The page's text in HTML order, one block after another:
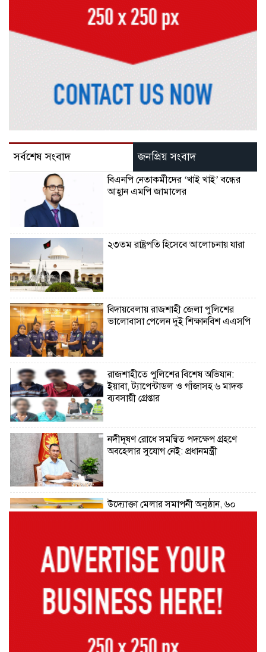
সর্বশেষ সংবাদ জনপ্রিয় সংবাদ
বিএনপি নেতাকর্মীদের ‘খাই খাই’ বন্ধের
আহ্বান এমপি জামালের
২৩তম রাষ্ট্রপতি হিসেবে আলোচনায় যারা
বিদায়বেলায় রাজশাহী জেলা পুলিশের
ভালোবাসা পেলেন দুই শিক্ষানবিশ এএসপি
রাজশাহীতে পুলিশের বিশেষ অভিযান:
ইয়াবা, ট্যাপেন্টাডল ও গাঁজাসহ ৬ মাদক
ব্যবসায়ী গ্রেপ্তার
নদীদূষণ রোধে সমন্বিত পদক্ষেপ গ্রহণে
অবহেলার সুযোগ নেই: প্রধানমন্ত্রী
উদ্যোক্তা মেলার সমাপনী অনুষ্ঠান, ৬০
রংপুরে চলন্ত ট্রেনে উঠতে গিয়ে কাটা পড়ে